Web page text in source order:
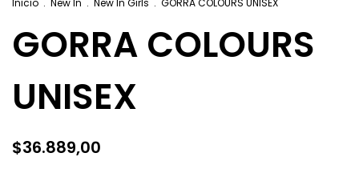
Inicio . New In . New In Girls . GORRA COLOURS UNISEX
GORRA COLOURS
UNISEX
$36.889,00